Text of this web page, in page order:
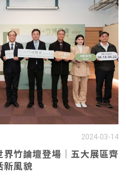
2024-03-14
竹論壇登場｜五大展區齊
新風貌